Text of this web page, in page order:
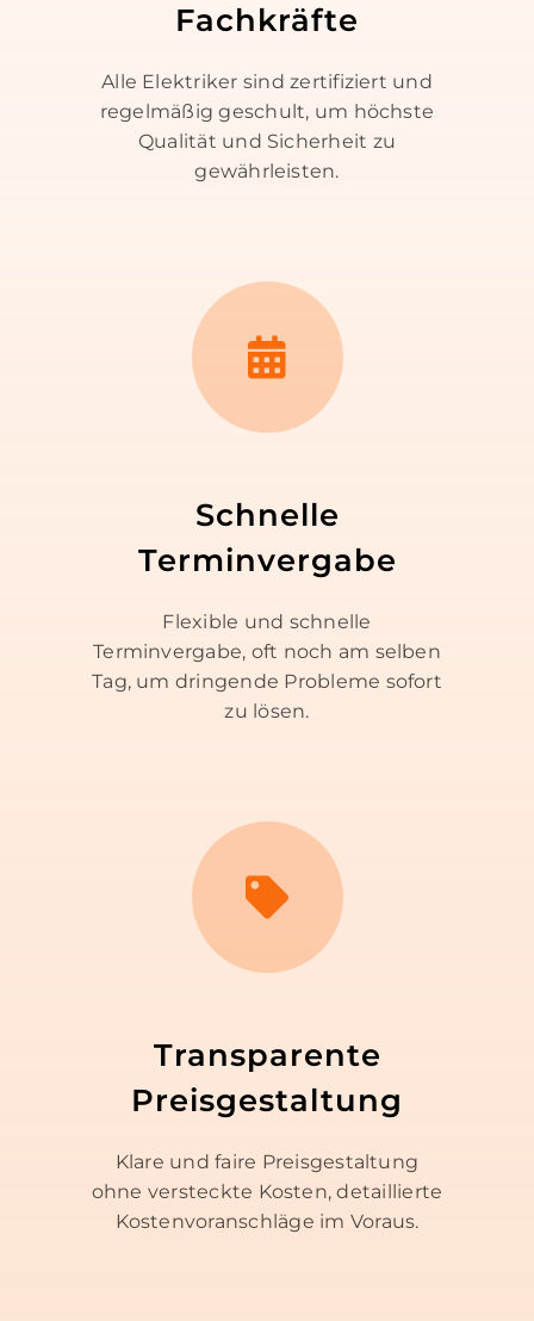
Fachkräfte
Alle Elektriker sind zertifiziert und
regelmäßig geschult, um höchste
Qualität und Sicherheit zu
gewährleisten.
Schnelle
Terminvergabe
Flexible und schnelle
Terminvergabe, oft noch am selben
Tag, um dringende Probleme sofort
zu lösen.
Transparente
Preisgestaltung
Klare und faire Preisgestaltung
ohne versteckte Kosten, detaillierte
Kostenvoranschläge im Voraus.